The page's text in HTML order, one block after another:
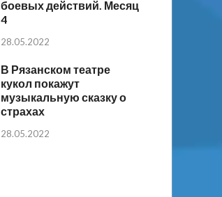
боевых действий. Месяц
4
28.05.2022
В Рязанском театре
кукол покажут
музыкальную сказку о
страхах
28.05.2022